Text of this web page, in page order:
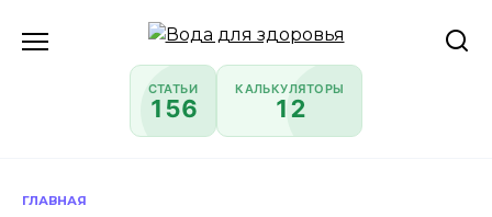
СТАТЬИ
156
КАЛЬКУЛЯТОРЫ
12
ГЛАВНАЯ